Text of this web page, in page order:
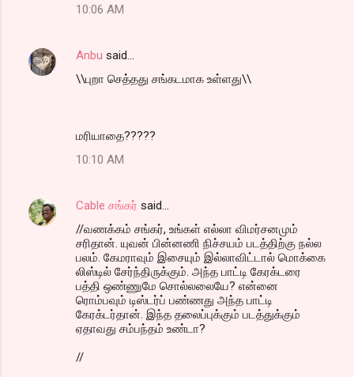
10:06 AM
Anbu said…
\\புறா செத்தது சங்கடமாக உள்ளது\\
மரியாதை?????
10:10 AM
Cable சங்கர் said…
//வணக்கம் சங்கர், உங்கள் எல்லா விமர்சனமும்
சரிதான். யுவன் பின்னணி நிச்சயம் படத்திற்கு நல்ல
பலம். கேமராவும் இசையும் இல்லாவிட்டால் மொக்கை
லிஸ்டில் சேர்ந்திருக்கும். அந்த பாட்டி கேரக்டரை
பத்தி ஒண்ணுமே சொல்லலையே? என்னை
ரொம்பவும் டிஸ்டர்ப் பண்ணது அந்த பாட்டி
கேரக்டர்தான். இந்த தலைப்புக்கும் படத்துக்கும்
ஏதாவது சம்பந்தம் உண்டா?
//